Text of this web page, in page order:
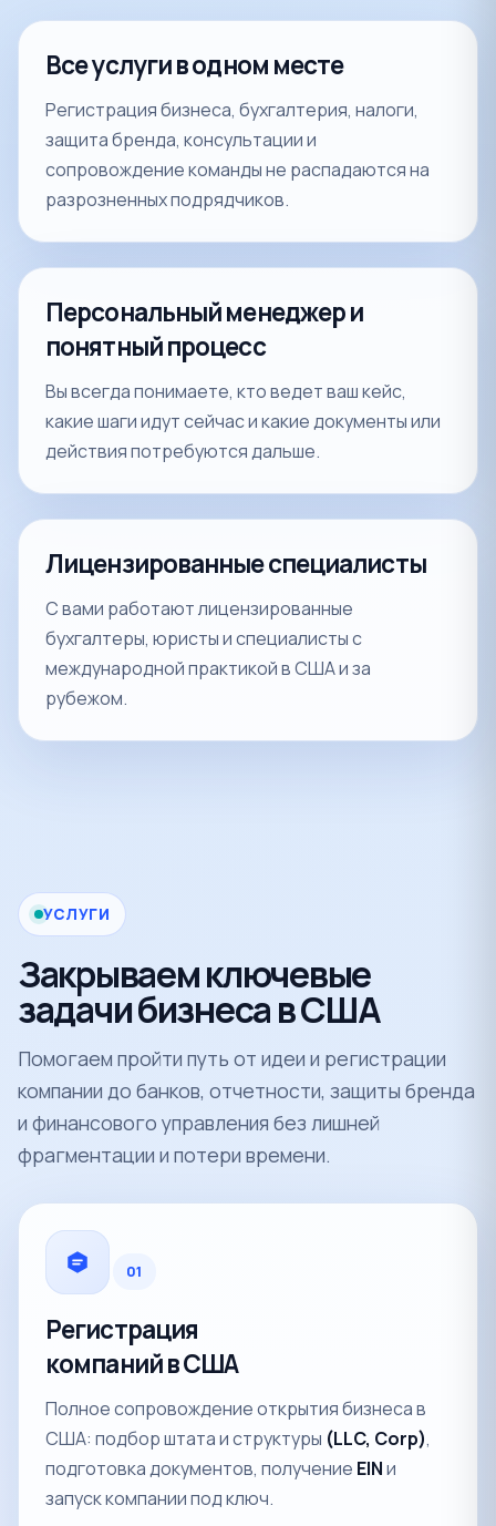
Все услуги в одном месте
Регистрация бизнеса, бухгалтерия, налоги,
защита бренда, консультации и
сопровождение команды не распадаются на
разрозненных подрядчиков.
Персональный менеджер и
понятный процесс
Вы всегда понимаете, кто ведет ваш кейс,
какие шаги идут сейчас и какие документы или
действия потребуются дальше.
Лицензированные специалисты
С вами работают лицензированные
бухгалтеры, юристы и специалисты с
международной практикой в США и за
рубежом.
УСЛУГИ
Закрываем ключевые
задачи бизнеса в США
Помогаем пройти путь от идеи и регистрации
компании до банков, отчетности, защиты бренда
и финансового управления без лишней
фрагментации и потери времени.
01
Регистрация
компаний в США
Полное сопровождение открытия бизнеса в
США: подбор штата и структуры (LLC, Corp),
подготовка документов, получение EINи
запуск компании под ключ.